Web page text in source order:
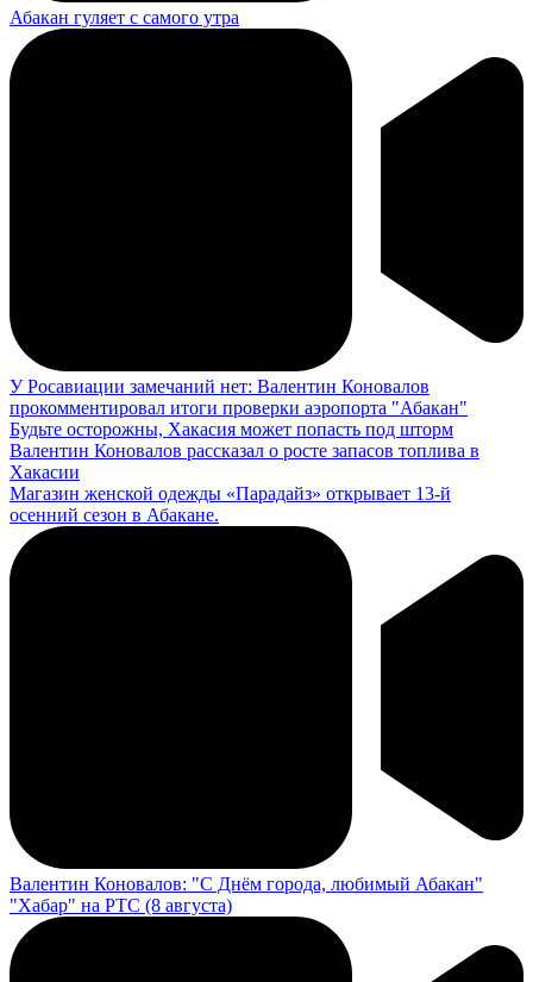
Абакан гуляет с самого утра
У Росавиации замечаний нет: Валентин Коновалов
прокомментировал итоги проверки аэропорта "Абакан"
Будьте осторожны, Хакасия может попасть под шторм
Валентин Коновалов рассказал о росте запасов топлива в
Хакасии
Магазин женской одежды «Парадайз» открывает 13-й
осенний сезон в Абакане.
Валентин Коновалов: "С Днём города, любимый Абакан"
"Хабар" на РТС (8 августа)